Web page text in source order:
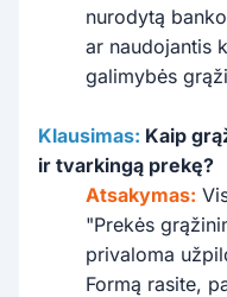
nurodytą
ar naudojantis
galimybės
Klausimas: Kaip
ir tvarkingą prekę?
Atsakymas:
"Prekės
privaloma
Formą rasite,